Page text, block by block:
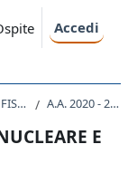
Accedi
SM23 - FISICA A.A. 2020 - 2021
E